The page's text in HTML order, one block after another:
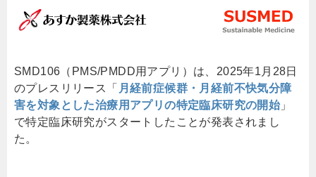
SMD106（PMS/PMDD用アプリ）は、2025年1月28日
のプレスリリース「 ⽉経前症候群・⽉経前不快気分障
害を対象とした治療⽤アプリの特定臨床研究の開始」
で特定臨床研究がスタートしたことが発表されまし
た。